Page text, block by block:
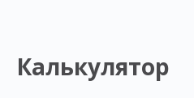
Калькулятор